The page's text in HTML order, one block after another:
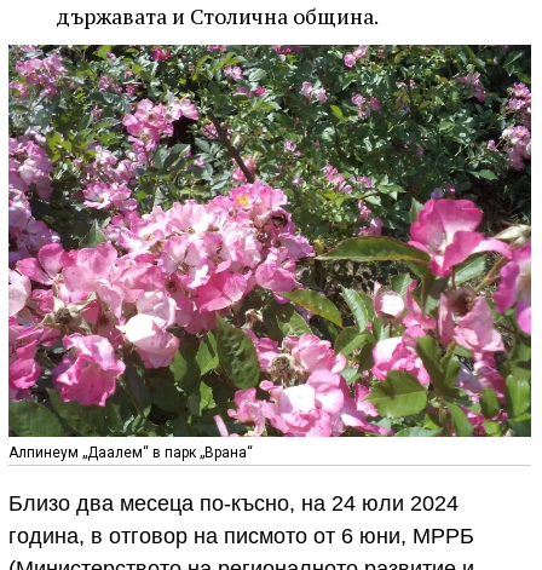
държавата и Столична община.
Алпинеум „Даалем“ в парк „Врана“
Близо два месеца по-късно, на 24 юли 2024
година, в отговор на писмото от 6 юни, МРРБ